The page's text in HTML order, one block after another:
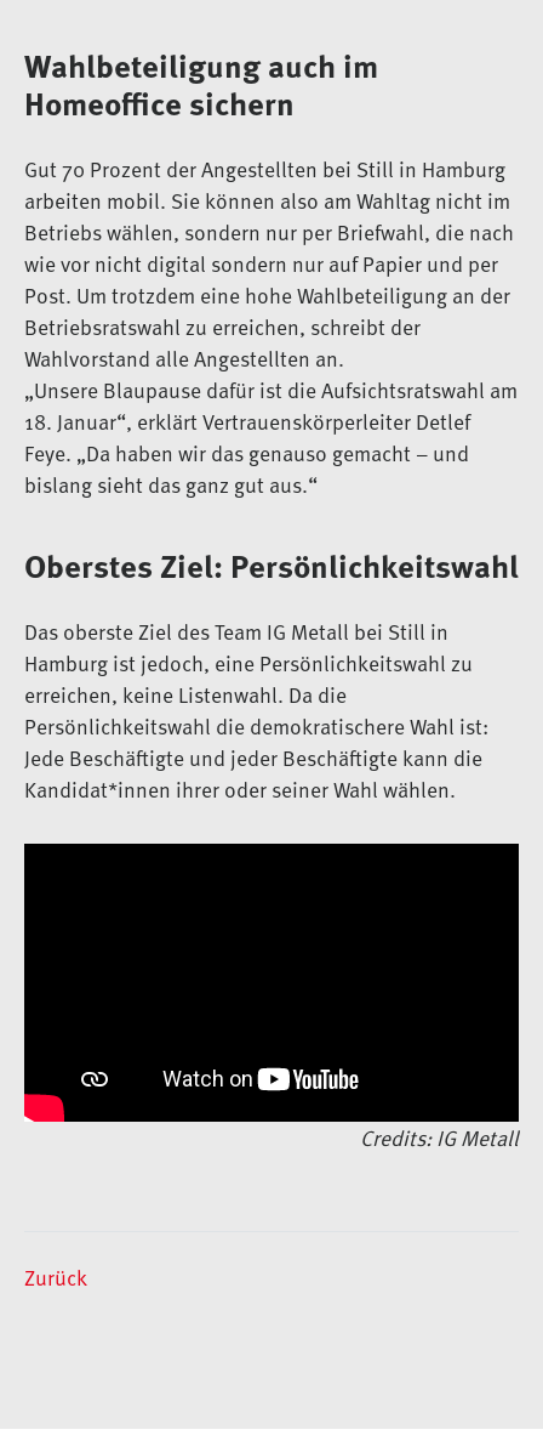
Wahlbeteiligung auch im
Homeoffice sichern
Gut 70 Prozent der Angestellten bei Still in Hamburg
arbeiten mobil. Sie können also am Wahltag nicht im
Betriebs wählen, sondern nur per Briefwahl, die nach
wie vor nicht digital sondern nur auf Papier und per
Post. Um trotzdem eine hohe Wahlbeteiligung an der
Betriebsratswahl zu erreichen, schreibt der
Wahlvorstand alle Angestellten an.
„Unsere Blaupause dafür ist die Aufsichtsratswahl am
18. Januar“, erklärt Vertrauenskörperleiter Detlef
Feye. „Da haben wir das genauso gemacht – und
bislang sieht das ganz gut aus.“
Oberstes Ziel: Persönlichkeitswahl
Das oberste Ziel des Team IG Metall bei Still in
Hamburg ist jedoch, eine Persönlichkeitswahl zu
erreichen, keine Listenwahl. Da die
Persönlichkeitswahl die demokratischere Wahl ist:
Jede Beschäftigte und jeder Beschäftigte kann die
Kandidat*innen ihrer oder seiner Wahl wählen.
Credits: IG Metall
Zurück